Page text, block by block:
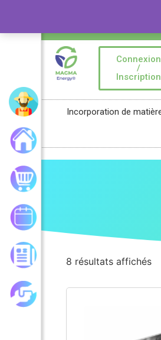
Bienvenue sur la
Connexion
/
Inscription
Incorporation de
Mon compte
Les actualités
8 résultats affichés